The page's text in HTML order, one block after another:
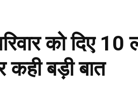
को दिए
बड़ी बात